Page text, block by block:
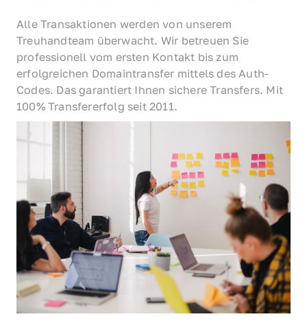
Alle Transaktionen werden von unserem
Treuhandteam überwacht. Wir betreuen Sie
professionell vom ersten Kontakt bis zum
erfolgreichen Domaintransfer mittels des Auth-
Codes. Das garantiert Ihnen sichere Transfers. Mit
100% Transfererfolg seit 2011.